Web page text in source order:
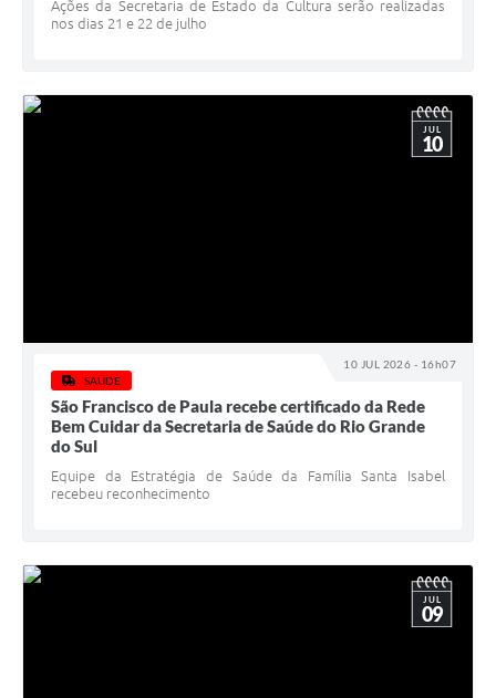
Ações da Secretaria de Estado da Cultura serão realizadas
nos dias 21 e 22 de julho
10 JUL 2026 - 16h07
JUL
10
SAÚDE
São Francisco de Paula recebe certificado da Rede
Bem Cuidar da Secretaria de Saúde do Rio Grande
do Sul
Equipe da Estratégia de Saúde da Família Santa Isabel
recebeu reconhecimento
JUL
09